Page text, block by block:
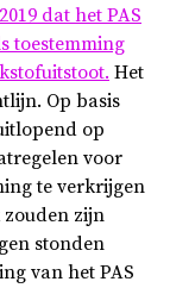
dat het PAS
toestemming
Het
Op basis
op
voor
te verkrijgen
zijn
stonden
van het PAS